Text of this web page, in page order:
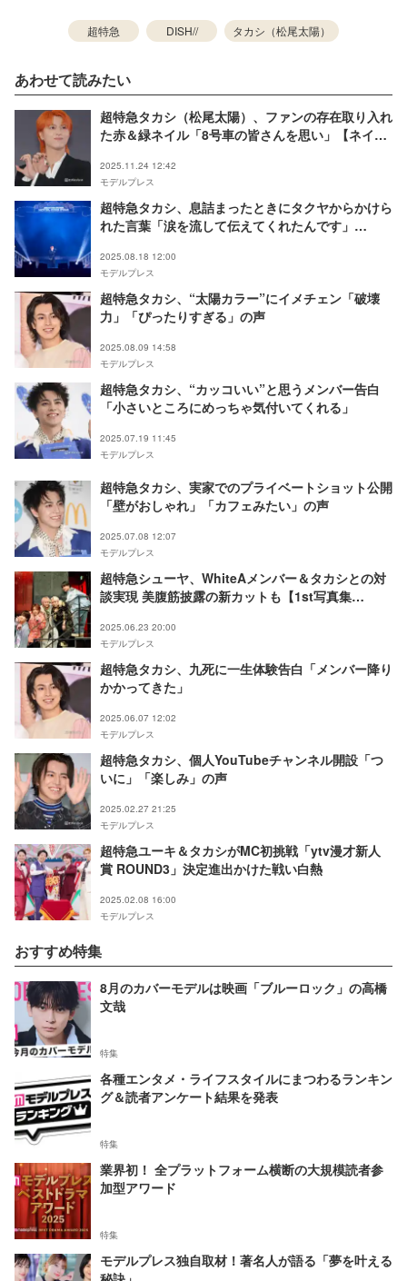
超特急 DISH// タカシ（松尾太陽）
あわせて読みたい
超特急タカシ（松尾太陽）、ファンの存在取り入れ
た赤＆緑ネイル「8号車の皆さんを思い」【ネイル
2025.11.24 12:42
モデルプレス
超特急タカシ、息詰まったときにタクヤからかけら
れた言葉「涙を流して伝えてくれたんです」
2025.08.18 12:00
モデルプレス
超特急タカシ、“太陽カラー”にイメチェン「破壊
力」「ぴったりすぎる」の声
2025.08.09 14:58
モデルプレス
超特急タカシ、“カッコいい”と思うメンバー告白
「小さいところにめっちゃ気付いてくれる」
2025.07.19 11:45
モデルプレス
超特急タカシ、実家でのプライベートショット公開
「壁がおしゃれ」「カフェみたい」の声
2025.07.08 12:07
モデルプレス
超特急シューヤ、WhiteAメンバー＆タカシとの対
談実現 美腹筋披露の新カットも【1st写真集
2025.06.23 20:00
モデルプレス
超特急タカシ、九死に一生体験告白「メンバー降り
かかってきた」
2025.06.07 12:02
モデルプレス
超特急タカシ、個人YouTubeチャンネル開設「つ
いに」「楽しみ」の声
2025.02.27 21:25
モデルプレス
超特急ユーキ＆タカシがMC初挑戦「ytv漫才新人
賞 ROUND3」決定進出かけた戦い白熱
2025.02.08 16:00
モデルプレス
おすすめ特集
8月のカバーモデルは映画「ブルーロック」の高橋
文哉
特集
各種エンタメ・ライフスタイルにまつわるランキン
グ＆読者アンケート結果を発表
特集
業界初！ 全プラットフォーム横断の大規模読者参
加型アワード
特集
モデルプレス独自取材！著名人が語る「夢を叶える